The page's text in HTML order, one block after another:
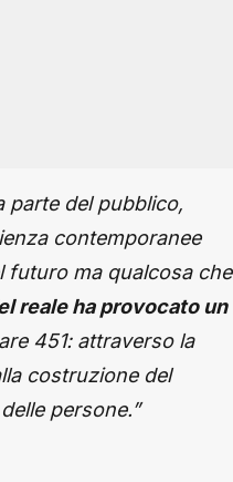
parte del pubblico,
contemporanee
futuro ma qualcosa che
reale ha provocato un
451: attraverso la
costruzione del
persone.”